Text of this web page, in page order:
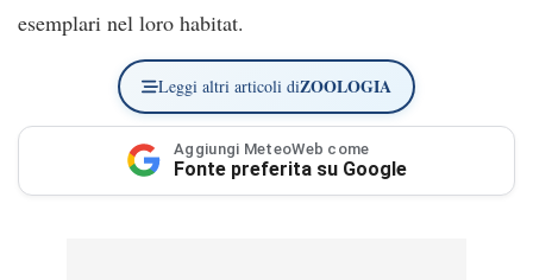
esemplari nel loro habitat.
Leggi altri articoli diZOOLOGIA
Aggiungi MeteoWeb come
Fonte preferita su Google